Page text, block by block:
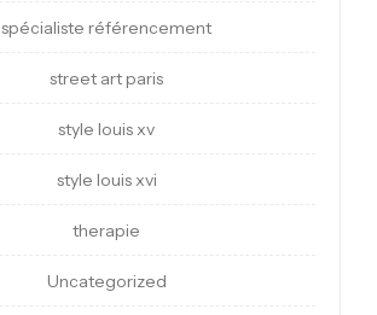
spécialiste référencement
street art paris
style louis xv
style louis xvi
therapie
Uncategorized